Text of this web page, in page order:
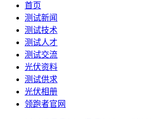
首页
测试新闻
测试技术
测试人才
测试交流
光伏资料
测试供求
光伏相册
领跑者官网